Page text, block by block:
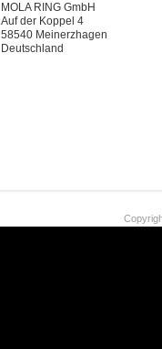
MOLA RING GmbH
Auf der Koppel 4
58540 Meinerzhagen
Deutschland